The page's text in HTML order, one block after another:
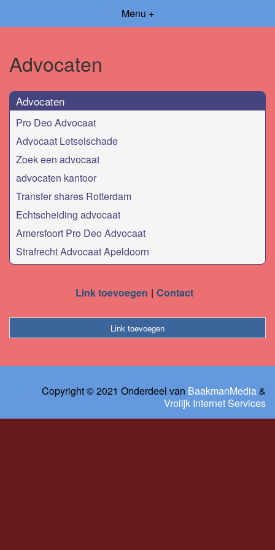
Menu +
Advocaten
Advocaten
Pro Deo Advocaat
Advocaat Letselschade
Zoek een advocaat
advocaten kantoor
Transfer shares Rotterdam
Echtscheiding advocaat
Amersfoort Pro Deo Advocaat
Strafrecht Advocaat Apeldoorn
Link toevoegen Contact
Link toevoegen
Copyright © 2021 Onderdeel van BaakmanMedia&
Vrolijk Internet Services